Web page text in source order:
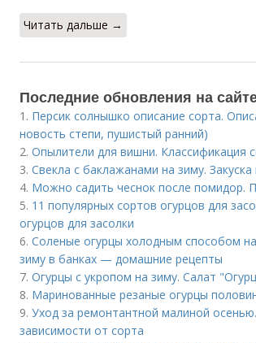
Читать дальше →
Последние обновления на
1. Персик солнышко описание сорта.
новость степи, пушистый ранний)
2. Опылители для вишни. Классификация
3. Свекла с баклажанами на зиму.
4. Можно садить чеснок после помидор.
5. 11 популярных сортов огурцов для
огурцов для засолки
6. Соленые огурцы холодным способом
зиму в банках — домашние рецепты
7. Огурцы с укропом на зиму. Салат
8. Маринованные резаные огурцы
9. Уход за ремонтантной малиной
зависимости от сорта